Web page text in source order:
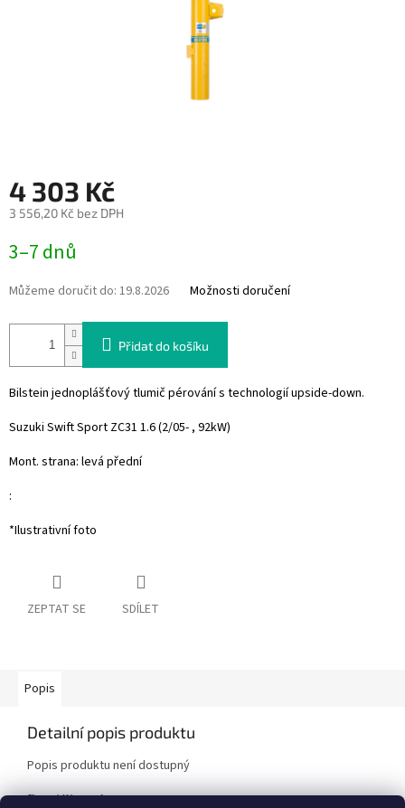
4 303 Kč
3 556,20 Kč bez DPH
cena:
3–7 dnů
Můžeme doručit do: 19.8.2026 Možnosti doručení
Přidat do košíku
Bilstein jednoplášťový tlumič pérování s technologií upside-down.
Suzuki Swift Sport ZC31 1.6 (2/05- , 92kW)
Mont. strana: levá přední
:
*Ilustrativní foto
ZEPTAT SE SDÍLET
Popis
Detailní popis produktu
Popis produktu není dostupný
Doplňkové parametry